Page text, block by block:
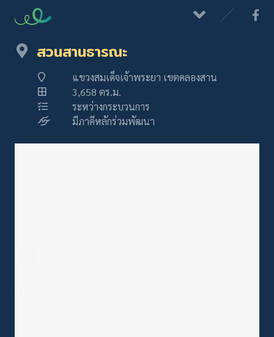
สวนสานธารณะ
แขวงสมเด็จเจ้าพระยา เขตคลองสาน
3,658 ตร.ม.
ระหว่างกระบวนการ
มีภาคีหลักร่วมพัฒนา